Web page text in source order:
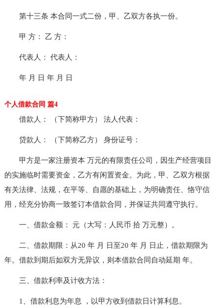
第十三条 本合同一式二份，甲、乙双方各执一份。
甲 方： 乙 方：
代表人： 代表人：
年 月 日 年 月 日
个人借款合同 篇4
借款人： （下简称甲方） 法人代表：
贷款人： （下简称乙方） 身份证号：
甲方是一家注册资本 万元的有限责任公司，因生产经营项目
的实施临时需要资金，乙方有闲置资金。为此，甲、乙双方根据
有关法律、法规，在平等、自愿的基础上，为明确责任、恪守信
用，经充分协商一致签订本借款合同，并保证共同遵守执行。
一、借款金额： 元（大写：人民币 拾 万元整）。
二、借款期限：从20 年 月 日至20 年 月 日止，借款期限为
年。借款到期后如双方无异议，则本借款合同自动延期 年。
三、借款利率及计收方法：
1、借款利息为年息 ，以甲方收到借款日计算利息。